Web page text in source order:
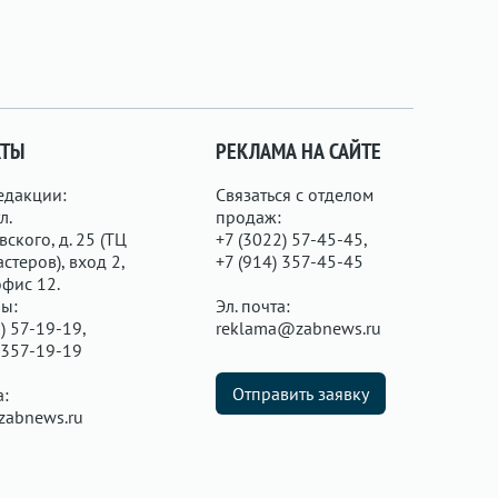
д. 25 (ТЦ
вход 2,
12.
57-19-19,
19-19
РЕКЛАМА НА САЙТЕ
Связаться с отделом
продаж:
+7 (3022) 57-45-45,
+7 (914) 357-45-45
Эл. почта:
reklama@zabnews.ru
Отправить заявку